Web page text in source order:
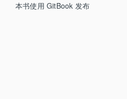
本书使用 GitBook 发布